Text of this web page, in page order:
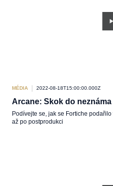
MÉDIA 2022-08-18T15:00:00.000Z
Arcane: Skok do neznáma
Podívejte se, jak se Fortiche
až po postprodukci